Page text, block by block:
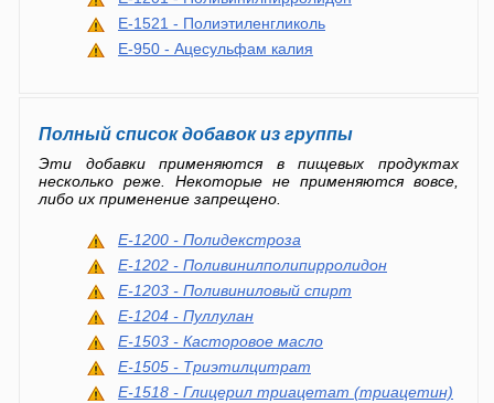
E-1521 - Полиэтиленгликоль
E-950 - Ацесульфам калия
Полный список добавок из группы
Эти добавки применяются в пищевых продуктах
несколько реже. Некоторые не применяются вовсе,
либо их применение запрещено.
E-1200 - Полидекстроза
E-1202 - Поливинилполипирролидон
E-1203 - Поливиниловый спирт
E-1204 - Пуллулан
E-1503 - Касторовое масло
E-1505 - Триэтилцитрат
E-1518 - Глицерил триацетат (триацетин)